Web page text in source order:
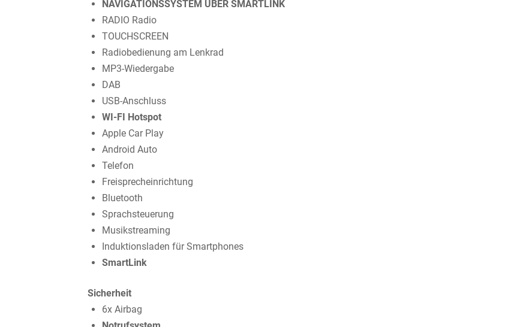
NAVIGATIONSSYSTEM ÜBER SMARTLINK
RADIO Radio
TOUCHSCREEN
Radiobedienung am Lenkrad
MP3-Wiedergabe
DAB
USB-Anschluss
WI-FI Hotspot
Apple Car Play
Android Auto
Telefon
Freisprecheinrichtung
Bluetooth
Sprachsteuerung
Musikstreaming
Induktionsladen für Smartphones
SmartLink
Sicherheit
6x Airbag